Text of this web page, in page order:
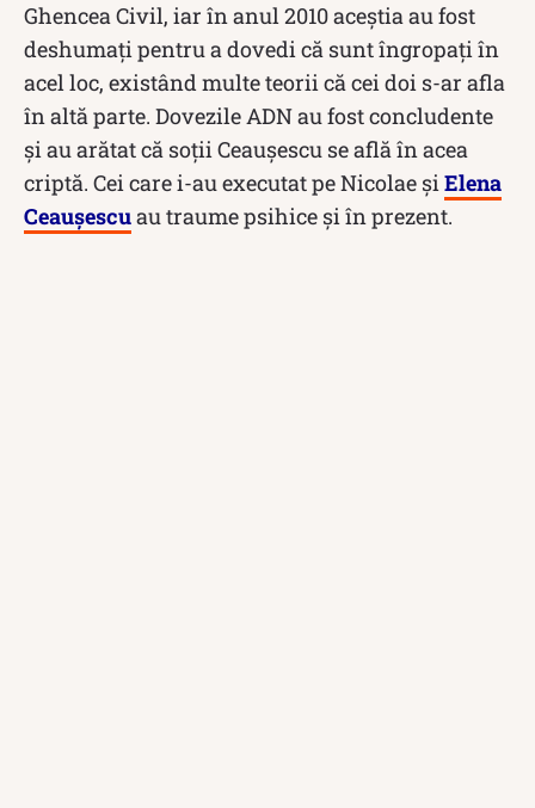
Ghencea Civil, iar în anul 2010 aceștia au fost
deshumați pentru a dovedi că sunt îngropați în
acel loc, existând multe teorii că cei doi s-ar afla
în altă parte. Dovezile ADN au fost concludente
și au arătat că soții Ceaușescu se află în acea
criptă. Cei care i-au executat pe Nicolae și Elena
Ceaușescuau traume psihice și în prezent.